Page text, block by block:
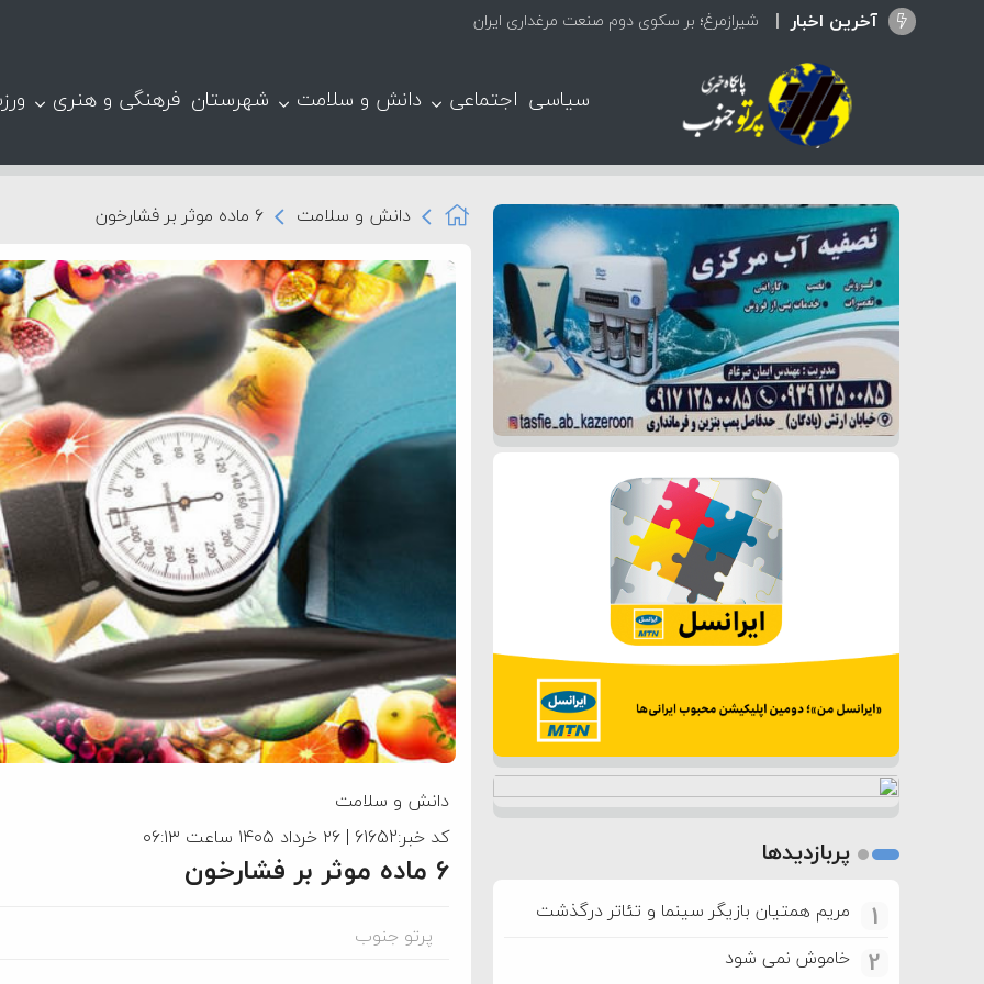
آخرین اخبار تعطیلی ۴ مرکز غیرمجاز د
سیاسی اجتماعی دانش و سلامت شهرستان فرهنگی و هنری
دانش و سلامت ۶ ماده موثر بر فشارخون
دانش و سلامت
کد خبر:61652 | ۲۶ خرداد ۱۴۰۵ ساعت ۰۶:۱۳
۶ ماده موثر بر فشارخون
پرتو جنوب
پربازدیدها
1 مریم همتیان بازیگر سینما و تئاتر درگذشت
2 خاموش نمی شود